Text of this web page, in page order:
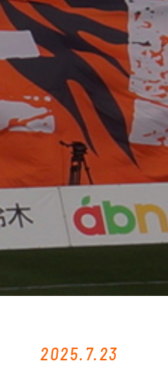
2025.7.23